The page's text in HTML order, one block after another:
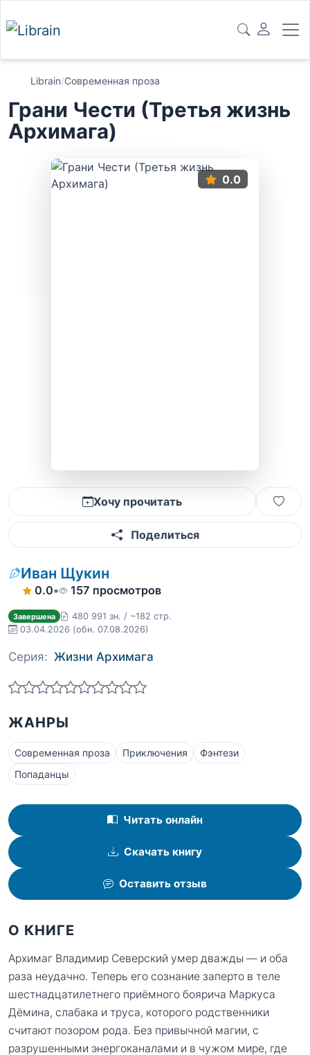
Librain/Современная проза
Грани Чести (Третья жизнь
Архимага)
0.0
Хочу прочитать
Поделиться
Иван Щукин
0.0• 157 просмотров
Завершена
480 991 зн. / ~182 стр.
03.04.2026 (обн. 07.08.2026)
Серия: Жизни Архимага
ЖАНРЫ
Современная проза Приключения
Фэнтези
Попаданцы
Читать онлайн
Скачать книгу
Оставить отзыв
О КНИГЕ
Архимаг Владимир Северский умер дважды — и оба
раза неудачно. Теперь его сознание заперто в теле
шестнадцатилетнего приёмного боярича Маркуса
Дёмина, слабака и труса, которого родственники
считают позором рода. Без привычной магии, с
разрушенными энергоканалами и в чужом мире, где